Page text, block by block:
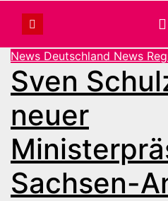
News Deutschland News
Sven
neuer
Sachsen-